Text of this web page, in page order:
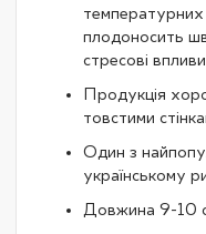
температурних
плодоносить
стресові
Продукція
товстими
Один з
українському
Довжина 9-10